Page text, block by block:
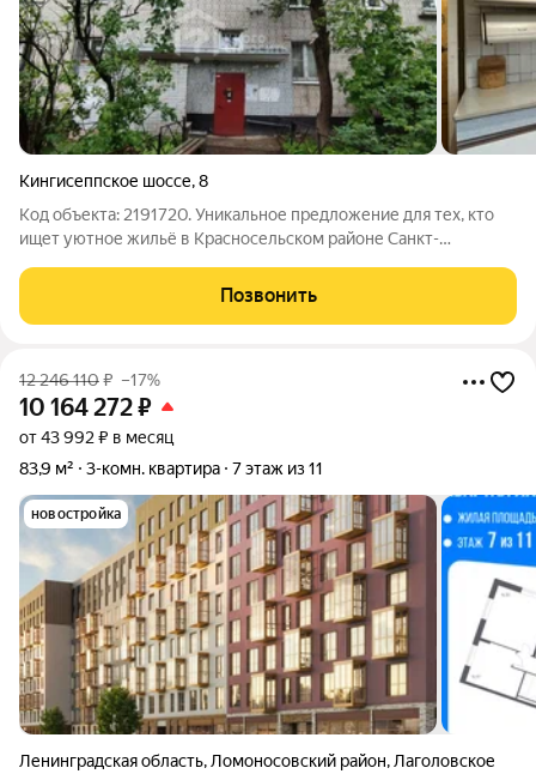
Кингисеппское шоссе,8
Код объекта: 2191720. Уникальное предложение для тех, кто
ищет уютное жильё в Красносельском районе Санкт-
44,7 кв. м на седьмом этаже девятиэтажного дома 1973 года
постройки по адресу: Красное
Позвонить
12 246 110₽ –17%
10 164 272₽
от 43 992 ₽ в месяц
83,9 м²
3-комн. квартира 7 этаж из 11
новостройка
Ленинградская область, Ломоносовский район, Лаголовское